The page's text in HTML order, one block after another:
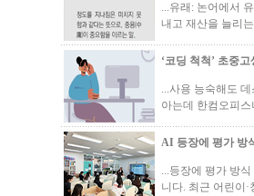
...유래: 논어에서
내고 재산을 늘리
‘코딩 척척’ 초중
...사용 능숙해도
아는데 한컴오피
AI 등장에 평가 방
...등장에 평가 방
니다. 최근 어린이